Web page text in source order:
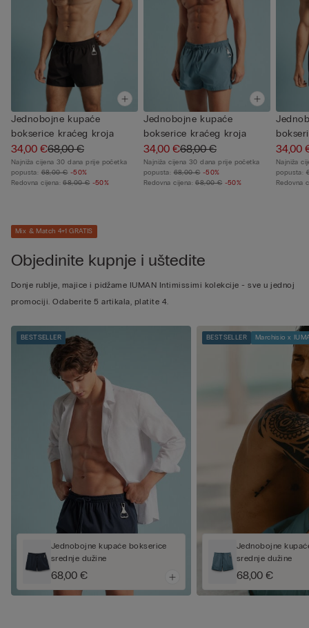
Jednobojne kupaće
bokserice kraćeg kroja
34,00 €68,00 €
Najniža cijena 30 dana prije početka
popusta:68,00 € -50%
Redovna cijena:68,00 € -50%
Jednobojne kupaće
bokserice kraćeg kroja
34,00 €68,00 €
Najniža cijena 30 dana prije početka
popusta:68,00 € -50%
Redovna cijena:68,00 € -50%
34,00
Najniža
popusta:
Redovna
Mix & Match 4+1 GRATIS
Objedinite kupnje i uštedite
Donje rublje, majice i pidžame IUMAN Intimissimi kolekcije - sve u jednoj
promociji. Odaberite 5 artikala, platite 4.
BESTSELLER
Jednobojne kupaće bokserice
srednje dužine
68,00 €
BESTSELLER Marchisio x
Jednobojne
srednje dužine
68,00 €